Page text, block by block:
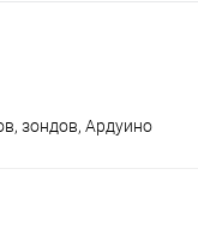
зондов, Ардуино